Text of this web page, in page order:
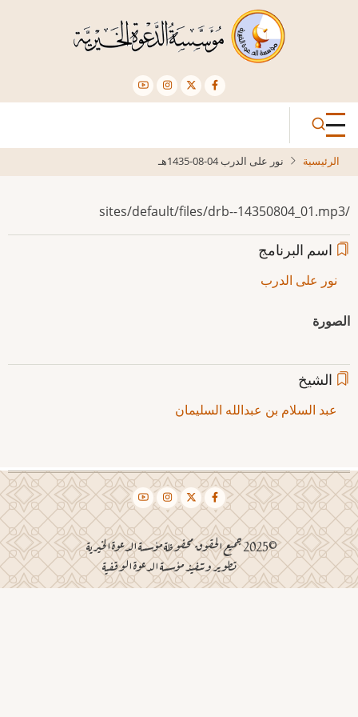
الرئيسية نور على الدرب 04-08-1435هـ
/sites/default/files/drb--14350804_01.mp3
اسم البرنامج
نور على الدرب
الصورة
الشيخ
عبد السلام بن عبدالله السليمان
©2025 جميع الحقوق محفوظة مؤسسة الدعوة الخيرية
تطوير وتنفيذ مؤسسة الدعوة الوقفية